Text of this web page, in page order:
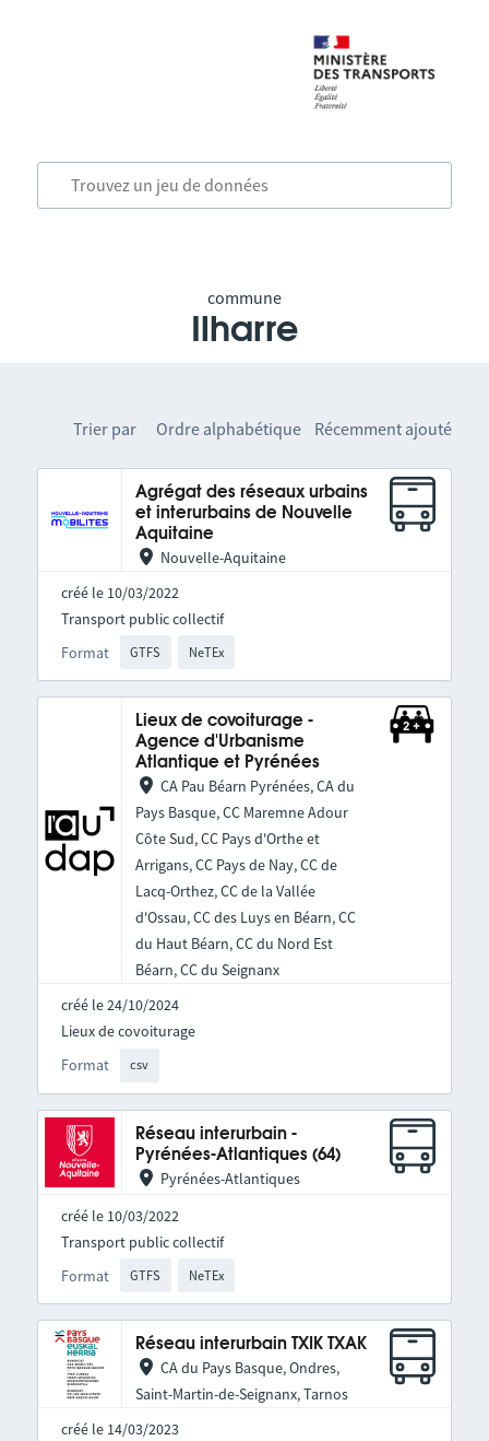
commune
Ilharre
Trier par Ordre alphabétique Récemment ajouté
Agrégat des réseaux urbains
et interurbains de Nouvelle
Aquitaine
Nouvelle-Aquitaine
créé le 10/03/2022
Format GTFS NeTEx
Transport public collectif
Lieux de covoiturage -
Agence d'Urbanisme
Atlantique et Pyrénées
CA Pau Béarn Pyrénées, CA du
Pays Basque, CC Maremne Adour
Côte Sud, CC Pays d'Orthe et
Arrigans, CC Pays de Nay, CC de
Lacq-Orthez, CC de la Vallée
d'Ossau, CC des Luys en Béarn, CC
du Haut Béarn, CC du Nord Est
Béarn, CC du Seignanx
créé le 24/10/2024
Format csv
Lieux de covoiturage
Réseau interurbain -
Pyrénées-Atlantiques (64)
Pyrénées-Atlantiques
créé le 10/03/2022
Format GTFS NeTEx
Transport public collectif
Réseau interurbain TXIK TXAK
CA du Pays Basque, Ondres,
Saint-Martin-de-Seignanx, Tarnos
créé le 14/03/2023